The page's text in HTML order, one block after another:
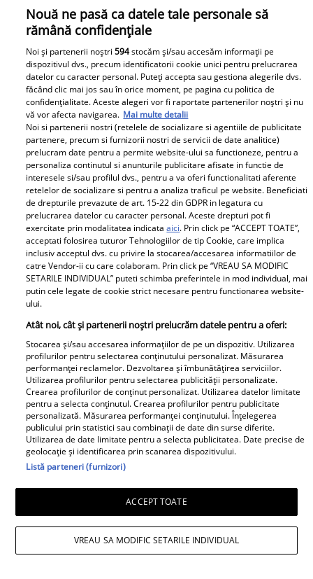
Noi dezvăluiri despre relația
actuală dintre Andreea Popescu
și Dan Alexa. Relația ei
extraconjugală cu antrenorul a
dus la divorțul de Rareș Cojoc,
însă nimeni nu se aștepta la ce
se întâmplă în prezent
Este în culmea fericirii! Vedeta a
devenit mamă pentru a doua
oară și a dezvăluit prima
imagine cu fiul său: „Iubirile
vieții mele” Foto
A1.ro
Poftiți pe la noi: Poftiți la
întrecere. Mirela Vaida și
Adriana Trandafir, în centrul
atenției după provocarea lui Nea
Mărin
Nouă ne pasă ca datele tale personale să
rămână confidențiale
Noi și partenerii noștri594stocăm și/sau accesăm informații pe
dispozitivul dvs., precum identificatorii cookie unici pentru prelucrarea
datelor cu caracter personal. Puteți accepta sau gestiona alegerile dvs.
făcând clic mai jos sau în orice moment, pe pagina cu politica de
confidențialitate. Aceste alegeri vor fi raportate partenerilor noștri și nu
vă vor afecta navigarea. Mai multe detalii
Noi si partenerii nostri (retelele de socializare si agentiile de publicitate
partenere, precum si furnizorii nostri de servicii de date analitice)
prelucram date pentru a permite website-ului sa functioneze, pentru a
personaliza continutul si anunturile publicitare afisate in functie de
interesele si/sau profilul dvs., pentru a va oferi functionalitati aferente
retelelor de socializare si pentru a analiza traficul pe website. Beneficiati
de drepturile prevazute de art. 15-22 din GDPR in legatura cu
prelucrarea datelor cu caracter personal. Aceste drepturi pot fi
exercitate prin modalitatea indicataaici. Prin click pe “ACCEPT TOATE”,
acceptati folosirea tuturor Tehnologiilor de tip Cookie, care implica
inclusiv acceptul dvs. cu privire la stocarea/accesarea informatiilor de
catre Vendor-ii cu care colaboram. Prin click pe “VREAU SA MODIFIC
SETARILE INDIVIDUAL” puteti schimba preferintele in mod individual, mai
putin cele legate de cookie strict necesare pentru functionarea website-
ului.
Atât noi, cât și partenerii noștri prelucrăm datele pentru a oferi:
Stocarea și/sau accesarea informațiilor de pe un dispozitiv. Utilizarea
profilurilor pentru selectarea conținutului personalizat. Măsurarea
performanței reclamelor. Dezvoltarea și îmbunătățirea serviciilor.
Utilizarea profilurilor pentru selectarea publicității personalizate.
Crearea profilurilor de conținut personalizat. Utilizarea datelor limitate
pentru a selecta conținutul. Crearea profilurilor pentru publicitate
personalizată. Măsurarea performanței conținutului. Înțelegerea
publicului prin statistici sau combinații de date din surse diferite.
Utilizarea de date limitate pentru a selecta publicitatea. Date precise de
geolocație și identificarea prin scanarea dispozitivului.
Listă parteneri (furnizori)
ACCEPT TOATE
VREAU SA MODIFIC SETARILE INDIVIDUAL